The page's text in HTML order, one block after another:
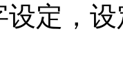
设定，设